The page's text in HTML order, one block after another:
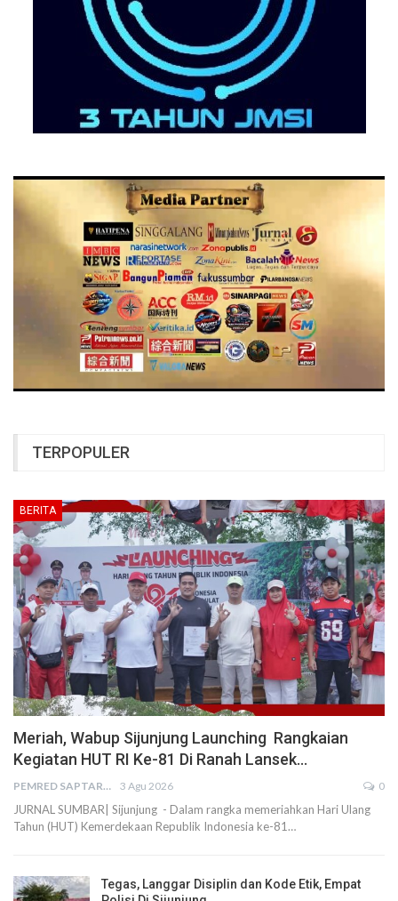
TERPOPULER
BERITA
Meriah, Wabup Sijunjung Launching Rangkaian
Kegiatan HUT RI Ke-81 Di Ranah Lansek…
PEMRED SAPTARIUS 3 Agu 2026 0
JURNAL SUMBAR| Sijunjung - Dalam rangka memeriahkan Hari Ulang
Tahun (HUT) Kemerdekaan Republik Indonesia ke-81…
Tegas, Langgar Disiplin dan Kode Etik, Empat